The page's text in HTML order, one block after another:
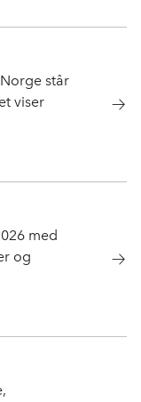
står
viser
med
og